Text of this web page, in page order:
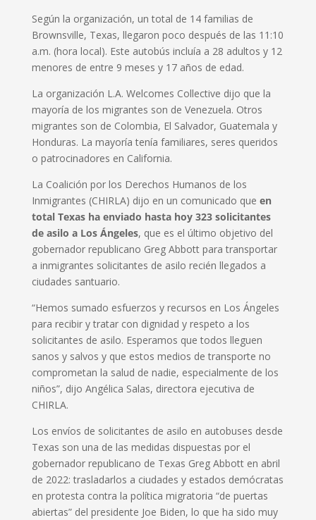
Según la organización, un total de 14 familias de
Brownsville, Texas, llegaron poco después de las 11:10
a.m. (hora local). Este autobús incluía a 28 adultos y 12
menores de entre 9 meses y 17 años de edad.
La organización L.A. Welcomes Collective dijo que la
mayoría de los migrantes son de Venezuela. Otros
migrantes son de Colombia, El Salvador, Guatemala y
Honduras. La mayoría tenía familiares, seres queridos
o patrocinadores en California.
La Coalición por los Derechos Humanos de los
Inmigrantes (CHIRLA) dijo en un comunicado que en
total Texas ha enviado hasta hoy 323 solicitantes
de asilo a Los Ángeles, que es el último objetivo del
gobernador republicano Greg Abbott para transportar
a inmigrantes solicitantes de asilo recién llegados a
ciudades santuario.
“Hemos sumado esfuerzos y recursos en Los Ángeles
para recibir y tratar con dignidad y respeto a los
solicitantes de asilo. Esperamos que todos lleguen
sanos y salvos y que estos medios de transporte no
comprometan la salud de nadie, especialmente de los
niños”, dijo Angélica Salas, directora ejecutiva de
CHIRLA.
Los envíos de solicitantes de asilo en autobuses desde
Texas son una de las medidas dispuestas por el
gobernador republicano de Texas Greg Abbott en abril
de 2022: trasladarlos a ciudades y estados demócratas
en protesta contra la política migratoria “de puertas
abiertas” del presidente Joe Biden, lo que ha sido muy